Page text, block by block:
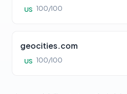
US 100/100
geocities.com
US 100/100